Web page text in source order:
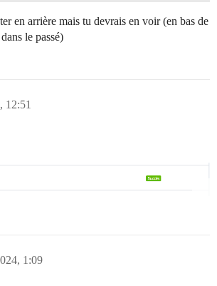
en arrière mais tu devrais en voir (en bas de
le passé)
12:51
1:09